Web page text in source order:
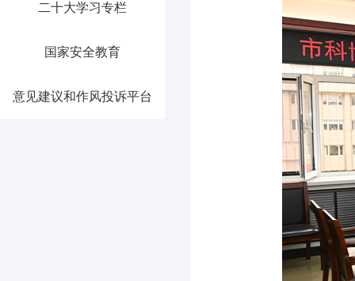
二十大学习专栏
国家安全教育
意见建议和作风投诉平台